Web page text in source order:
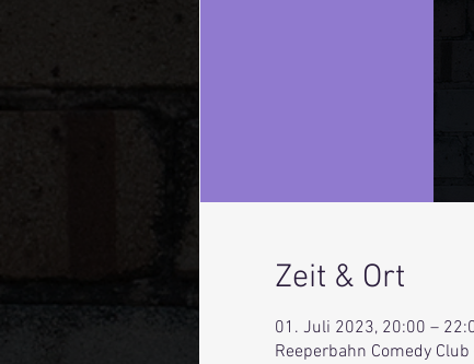
Zeit & Ort
01. Juli 2023, 20:00 –
Reeperbahn Comedy